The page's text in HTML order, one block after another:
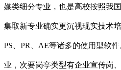
媒类细分专业，也是高校按照我
集取新专业确实更沉视现实技术
PS、PR、AE等诸多的使用型软
业，次要岗亭类型有企业宣传岗